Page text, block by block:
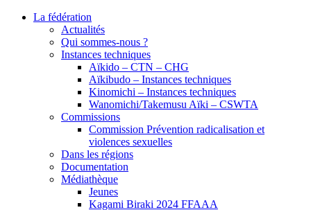
La fédération
Actualités
Qui sommes-nous ?
Instances techniques
Aïkido – CTN – CHG
Aïkibudo – Instances techniques
Kinomichi – Instances techniques
Wanomichi/Takemusu Aïki – CSWTA
Commissions
Commission Prévention radicalisation et
violences sexuelles
Dans les régions
Documentation
Médiathèque
Jeunes
Kagami Biraki 2024 FFAAA